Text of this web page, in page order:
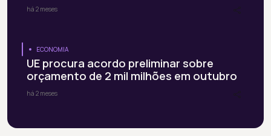
há 2 meses
ECONOMIA
UE procura acordo preliminar sobre
orçamento de 2 mil milhões em outubro
há 2 meses